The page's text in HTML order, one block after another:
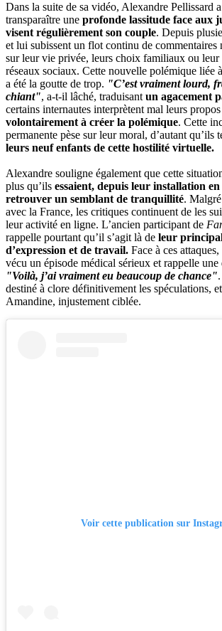
Dans la suite de sa vidéo, Alexandre Pellissard
transparaître une profonde lassitude face aux
visent régulièrement son couple. Depuis
et lui subissent un flot continu de commentaires
sur leur vie privée, leurs choix familiaux ou leur
réseaux sociaux. Cette nouvelle polémique liée
a été la goutte de trop. "C’est vraiment lourd,
chiant", a-t-il lâché, traduisant un agacement
certains internautes interprètent mal leurs
volontairement à créer la polémique. Cette
permanente pèse sur leur moral, d’autant qu’ils
leurs neuf enfants de cette hostilité virtuelle.
Alexandre souligne également que cette
plus qu’ils essaient, depuis leur installation en
retrouver un semblant de tranquillité.
avec la France, les critiques continuent de les
leur activité en ligne. L’ancien participant de
rappelle pourtant qu’il s’agit là de leur
d’expression et de travail. Face à ces
vécu un épisode médical sérieux et rappelle une
"Voilà, j’ai vraiment eu beaucoup de chance"
destiné à clore définitivement les spéculations,
Amandine, injustement ciblée.
Voir cette publication sur